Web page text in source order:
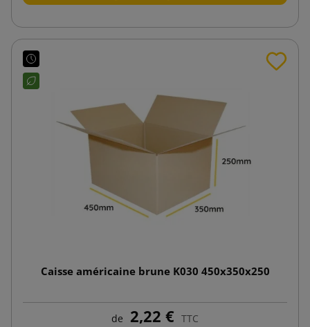
Caisse américaine brune K030 450x350x250
de 2,22 € TTC